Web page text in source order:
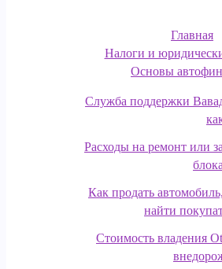
Главная
Налоги и
Основы
Служба поддержки
Расходы на ремонт или
Как продать
найти
Стоимость владения